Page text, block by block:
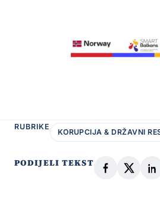
RUBRIKE
KORUPCIJA & DRŽAVNI
PODIJELI TEKST